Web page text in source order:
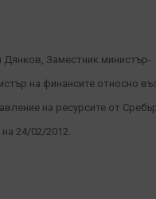
Заместник министър-
на финансите относно
на ресурсите от
24/02/2012.